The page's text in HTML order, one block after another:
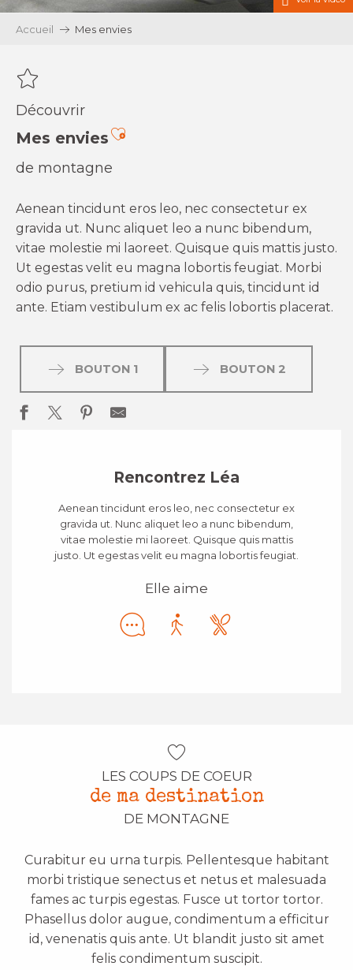
Accueil Mes envies
Découvrir
Mes enviesAjouter aux favoris
de montagne
Aenean tincidunt eros leo, nec consectetur ex
gravida ut. Nunc aliquet leo a nunc bibendum,
vitae molestie mi laoreet. Quisque quis mattis justo.
Ut egestas velit eu magna lobortis feugiat. Morbi
odio purus, pretium id vehicula quis, tincidunt id
ante. Etiam vestibulum ex ac felis lobortis placerat.
BOUTON 1 BOUTON 2
Rencontrez Léa
Aenean tincidunt eros leo, nec consectetur ex
gravida ut. Nunc aliquet leo a nunc bibendum,
vitae molestie mi laoreet. Quisque quis mattis
justo. Ut egestas velit eu magna lobortis feugiat.
Elle aime
LES COUPS DE COEUR
de ma destination
DE MONTAGNE
Curabitur eu urna turpis. Pellentesque habitant
morbi tristique senectus et netus et malesuada
fames ac turpis egestas. Fusce ut tortor tortor.
Phasellus dolor augue, condimentum a efficitur
id, venenatis quis ante. Ut blandit justo sit amet
felis condimentum suscipit.